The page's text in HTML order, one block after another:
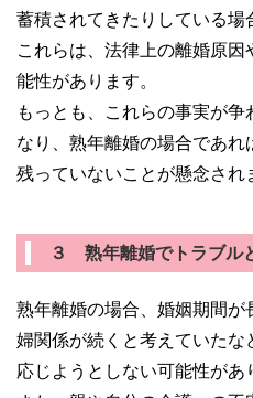
蓄積されてきたりしている場
これらは、法律上の離婚原
能性があります。
もっとも、これらの事実が
なり、熟年離婚の場合であ
残っていないことが懸念され
３ 熟年離婚でトラブル
熟年離婚の場合、婚姻期間
婦関係が続くと考えていたな
応じようとしない可能性があ